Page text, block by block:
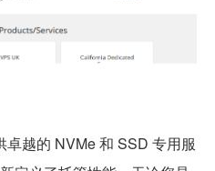
越的 NVMe 和 SSD 专用服